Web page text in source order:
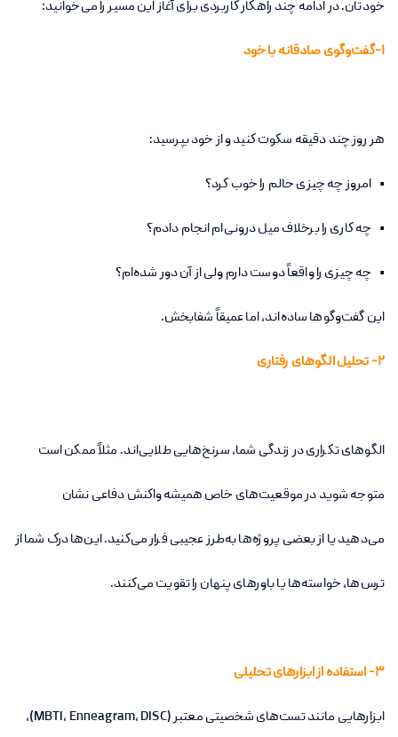
خودتان. در ادامه چند راهکار کاربردی برای آغاز این مسیر را می‌خوانید:
1-گفت‌وگوی صادقانه با خود
هر روز چند دقیقه سکوت کنید و از خود بپرسید:
• امروز چه چیزی حالم را خوب کرد؟
• چه کاری را برخلاف میل درونی‌ام انجام دادم؟
• چه چیزی را واقعاً دوست دارم ولی از آن دور شده‌ام؟
این گفت‌وگوها ساده‌اند، اما عمیقاً شفابخش.
2- تحلیل الگوهای رفتاری
الگوهای تکراری در زندگی شما، سرنخ‌هایی طلایی‌اند. مثلاً ممکن است
متوجه شوید در موقعیت‌های خاص همیشه واکنش دفاعی نشان
می‌دهید یا از بعضی پروژه‌ها به‌طرز عجیبی فرار می‌کنید. این‌ها درک شما از
ترس‌ها، خواسته‌ها یا باورهای پنهان را تقویت می‌کنند.
3- استفاده از ابزارهای تحلیلی
ابزارهایی مانند تست‌های شخصیتی معتبر (MBTI، Enneagram، DISC)،